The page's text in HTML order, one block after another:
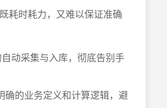
耗时耗力，又难以保证准确
动采集与入库，彻底告别手
确的业务定义和计算逻辑，避